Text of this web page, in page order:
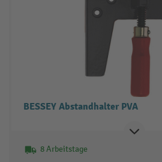
BESSEY Abstandhalter PVA
8 Arbeitstage